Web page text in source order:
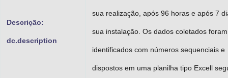
Descrição:
dc.description
sua realização, após 96 horas e após 7
sua instalação. Os dados coletados foram
identificados com números sequenciais e
dispostos em uma planilha tipo Excell